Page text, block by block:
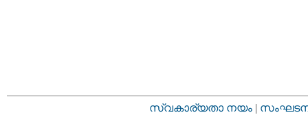
സ്വകാര്യതാ നയം |